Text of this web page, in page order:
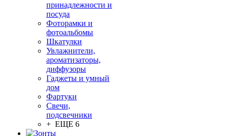
принадлежности и
посуда
Фоторамки и
фотоальбомы
Шкатулки
Увлажнители,
ароматизаторы,
диффузоры
Гаджеты и умный
дом
Фартуки
Свечи,
подсвечники
+ ЕЩЕ 6